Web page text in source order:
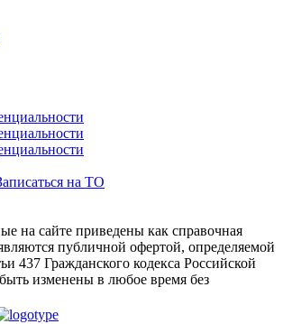
на ТО
на сайте приведены как справочная
публичной офертой, определяемой
437 Гражданского кодекса Российской
изменены в любое время без